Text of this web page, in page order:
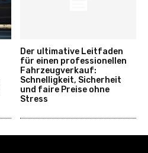
Der ultimative Leitfaden
für einen professionellen
Fahrzeugverkauf:
Schnelligkeit, Sicherheit
und faire Preise ohne
Stress